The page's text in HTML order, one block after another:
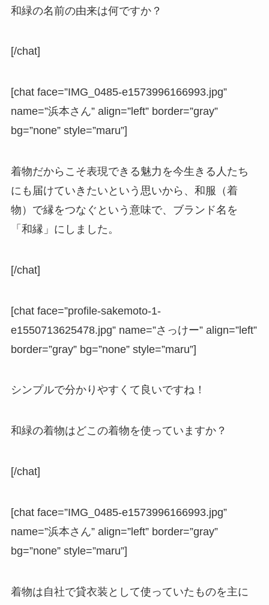
和緑の名前の由来は何ですか？
[/chat]
[chat face=”IMG_0485-e1573996166993.jpg”
name=”浜本さん” align=”left” border=”gray”
bg=”none” style=”maru”]
着物だからこそ表現できる魅力を今生きる人たち
にも届けていきたいという思いから、和服（着
物）で縁をつなぐという意味で、ブランド名を
「和縁」にしました。
[/chat]
[chat face=”profile-sakemoto-1-
e1550713625478.jpg” name=”さっけー” align=”left”
border=”gray” bg=”none” style=”maru”]
シンプルで分かりやすくて良いですね！
和緑の着物はどこの着物を使っていますか？
[/chat]
[chat face=”IMG_0485-e1573996166993.jpg”
name=”浜本さん” align=”left” border=”gray”
bg=”none” style=”maru”]
着物は自社で貸衣装として使っていたものを主に